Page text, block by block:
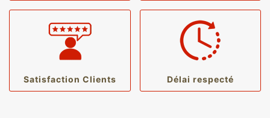
Satisfaction Clients Délai respecté